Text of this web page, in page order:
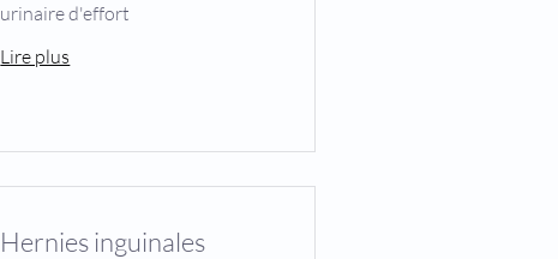
urinaire d'effort
Lire plus
Hernies inguinales